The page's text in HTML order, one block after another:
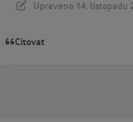
Upraveno 14. listopadu
Citovat